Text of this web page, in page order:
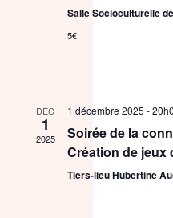
Salle Socioculturelle
5€
DÉC
1
2025
1 décembre 2025 -
Soirée de la
Création de jeux
Tiers-lieu Hubertine